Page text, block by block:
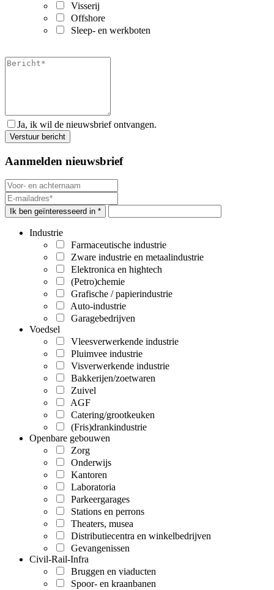
Visserij
Offshore
Sleep- en werkboten
Ja, ik wil de nieuwsbrief ontvangen.
Aanmelden nieuwsbrief
Ik ben geïnteresseerd in *
Industrie
Farmaceutische industrie
Zware industrie en metaalindustrie
Elektronica en hightech
(Petro)chemie
Grafische / papierindustrie
Auto-industrie
Garagebedrijven
Voedsel
Vleesverwerkende industrie
Pluimvee industrie
Visverwerkende industrie
Bakkerijen/zoetwaren
Zuivel
AGF
Catering/grootkeuken
(Fris)drankindustrie
Openbare gebouwen
Zorg
Onderwijs
Kantoren
Laboratoria
Parkeergarages
Stations en perrons
Theaters, musea
Distributiecentra en winkelbedrijven
Gevangenissen
Civil-Rail-Infra
Bruggen en viaducten
Spoor- en kraanbanen